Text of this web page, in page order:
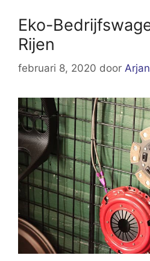
Eko-
Rijen
februari 8, 2020 door Arjan